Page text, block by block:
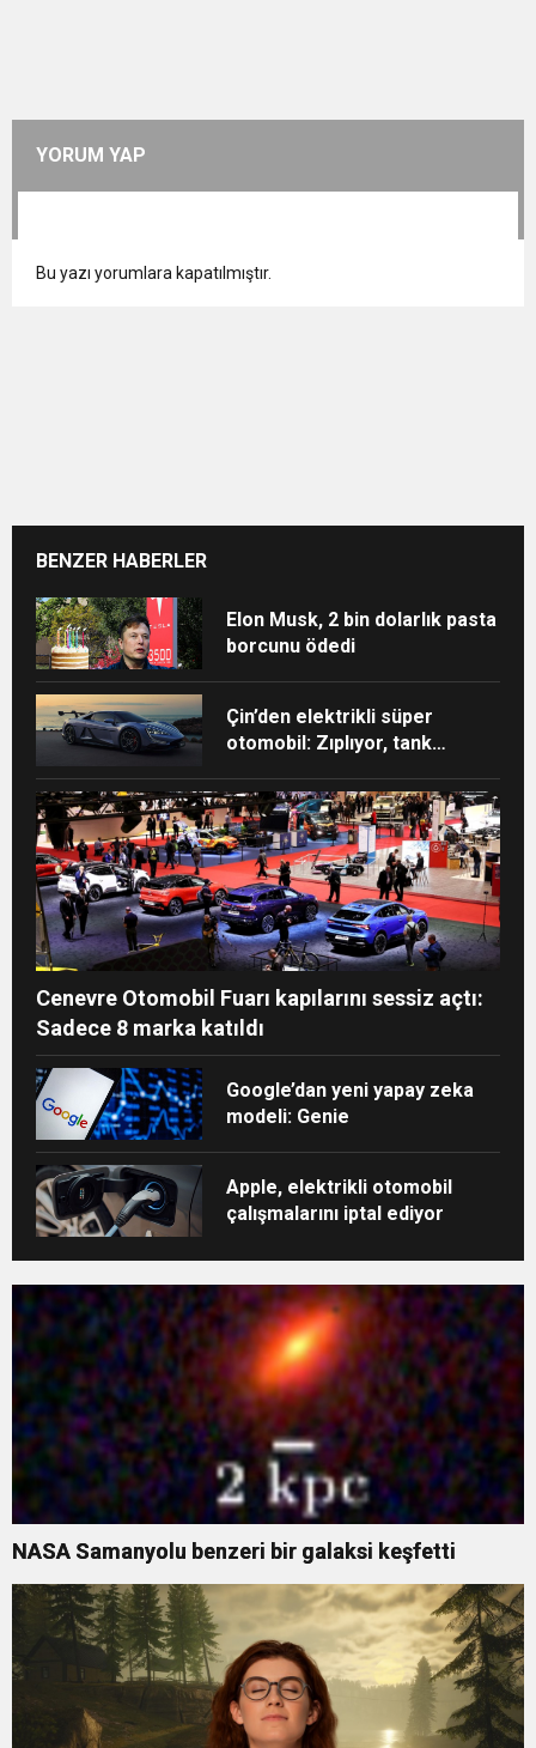
YORUM YAP
Bu yazı yorumlara kapatılmıştır.
BENZER HABERLER
Elon Musk, 2 bin dolarlık pasta
borcunu ödedi
Çin’den elektrikli süper
otomobil: Zıplıyor, tank
gidebiliyor
Cenevre Otomobil Fuarı kapılarını sessiz açtı:
Sadece 8 marka katıldı
Google’dan yeni yapay zeka
modeli: Genie
Apple, elektrikli otomobil
çalışmalarını iptal ediyor
NASA Samanyolu benzeri bir galaksi keşfetti